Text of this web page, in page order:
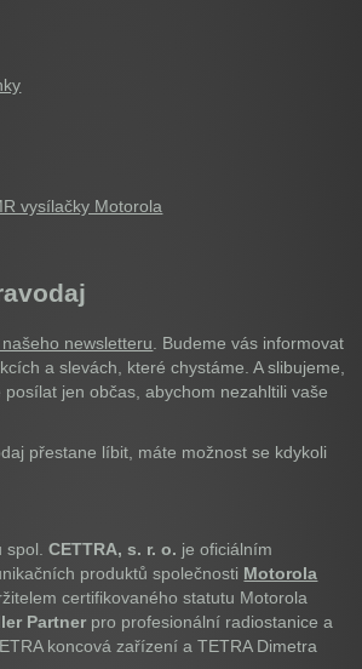
vysílačky Motorola
newsletteru . Budeme vás informovat
a slevách, které chystáme. A slibujeme,
jen občas, abychom nezahltili vaše
přestane líbit, máte možnost se kdykoli
spol.CETTRA, s. r. o. je oficiálním
produktů společnosti Motorola
certifikovaného statutu Motorola
Partner pro profesionální radiostanice a
koncová zařízení a TETRA Dimetra